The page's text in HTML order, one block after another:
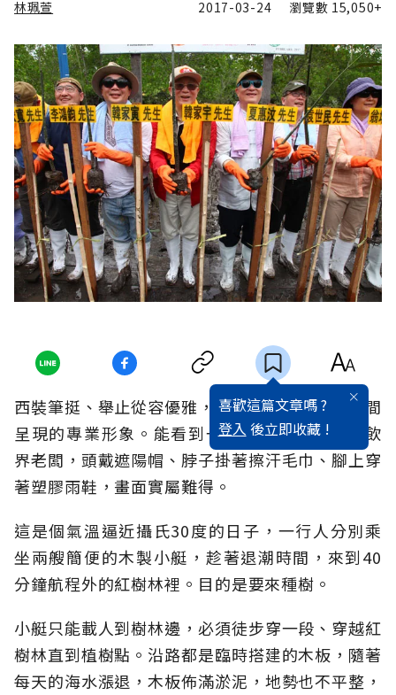
林珮萱 2017-03-24 瀏覽數 15,050+
喜歡這篇文章嗎 ?
登入 後立即收藏 !
西裝筆挺、舉止從容優雅，這是企業家們多數時間
呈現的專業形象。能看到一票10多位的港台餐飲
界老闆，頭戴遮陽帽、脖子掛著擦汗毛巾、腳上穿
著塑膠雨鞋，畫面實屬難得。
這是個氣溫逼近攝氏30度的日子，一行人分別乘
坐兩艘簡便的木製小艇，趁著退潮時間，來到40
分鐘航程外的紅樹林裡。目的是要來種樹。
小艇只能載人到樹林邊，必須徒步穿一段、穿越紅
樹林直到植樹點。沿路都是臨時搭建的木板，隨著
每天的海水漲退，木板佈滿淤泥，地勢也不平整，